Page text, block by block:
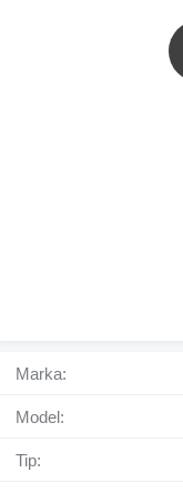
Marka:
Model:
Tip: